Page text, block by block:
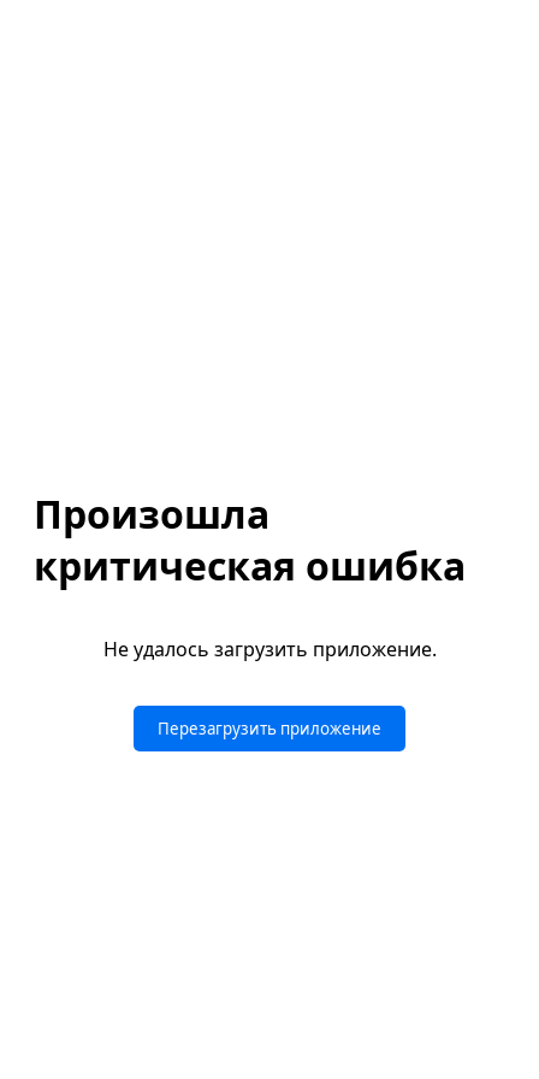
Произошла
критическая ошибка
Не удалось загрузить приложение.
Перезагрузить приложение